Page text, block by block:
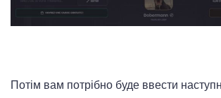
Потім вам потрібно буде ввести